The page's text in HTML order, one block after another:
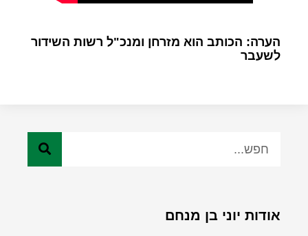
הערה: הכותב הוא מזרחן ומנכ"ל רשות השידור
לשעבר
אודות יוני בן מנחם